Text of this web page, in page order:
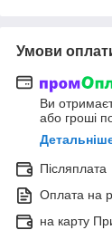
Умови
Ви
або гроші
Післяплата
Оплата на
на карту